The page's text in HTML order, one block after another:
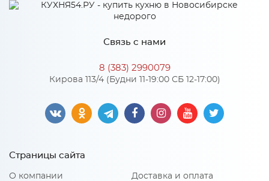
Высота 600
№113 Мрамор золотой
Толщина - 6 мм.
Связь с нами
8 (383) 2990079
Кирова 113/4 (Будни 11-19:00 СБ 12-17:00)
Страницы сайта
О компании Доставка и оплата